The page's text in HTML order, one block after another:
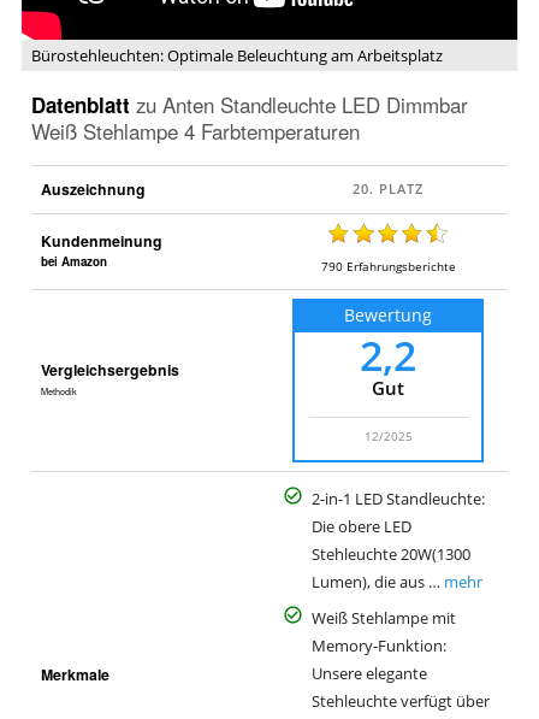
Bürostehleuchten: Optimale Beleuchtung am Arbeitsplatz
Datenblatt zu Anten Standleuchte LED Dimmbar
Weiß Stehlampe 4 Farbtemperaturen
Auszeichnung
Kundenmeinung
bei Amazon 790 Erfahrungsberichte
Vergleichsergebnis
Methodik
Bewertung
2,2
Gut
12/2025
Merkmale
2-in-1 LED Standleuchte:
Die obere LED
Stehleuchte 20W(1300
Lumen), die aus … mehr
Weiß Stehlampe mit
Memory-Funktion:
Unsere elegante
Stehleuchte verfügt über